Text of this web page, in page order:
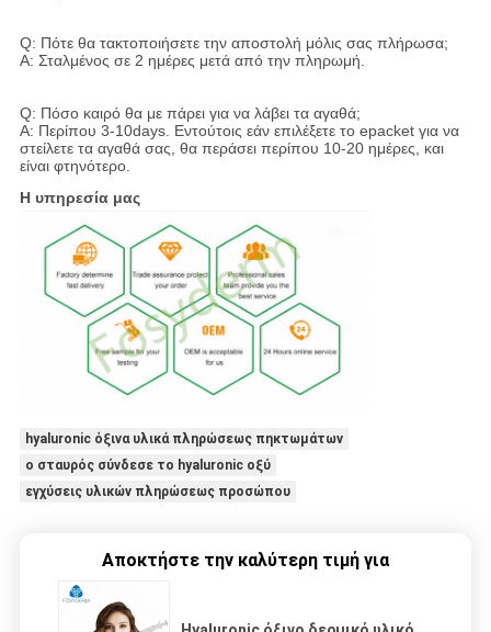
Q: Πότε θα τακτοποιήσετε την αποστολή μόλις σας πλήρωσα;
Α: Σταλμένος σε 2 ημέρες μετά από την πληρωμή.
Q: Πόσο καιρό θα με πάρει για να λάβει τα αγαθά;
Α: Περίπου 3-10days. Εντούτοις εάν επιλέξετε το epacket για να
στείλετε τα αγαθά σας, θα περάσει περίπου 10-20 ημέρες, και
είναι φτηνότερο.
Η υπηρεσία μας
hyaluronic όξινα υλικά πληρώσεως πηκτωμάτων
ο σταυρός σύνδεσε το hyaluronic οξύ
εγχύσεις υλικών πληρώσεως προσώπου
Αποκτήστε την καλύτερη τιμή για